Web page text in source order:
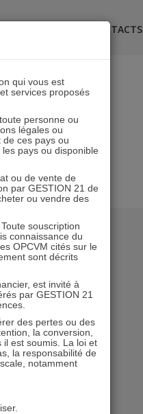
CONTACTS
qui vous est
services proposés
personne ou
légales ou
de ces pays ou
pays ou disponible
ou de vente de
par GESTION 21 de
ou vendre des
souscription
connaissance du
OPCVM cités sur le
sont décrits
est invité à
par GESTION 21
des pertes ou des
la conversion,
il est soumis. La loi et
la responsabilité de
notamment